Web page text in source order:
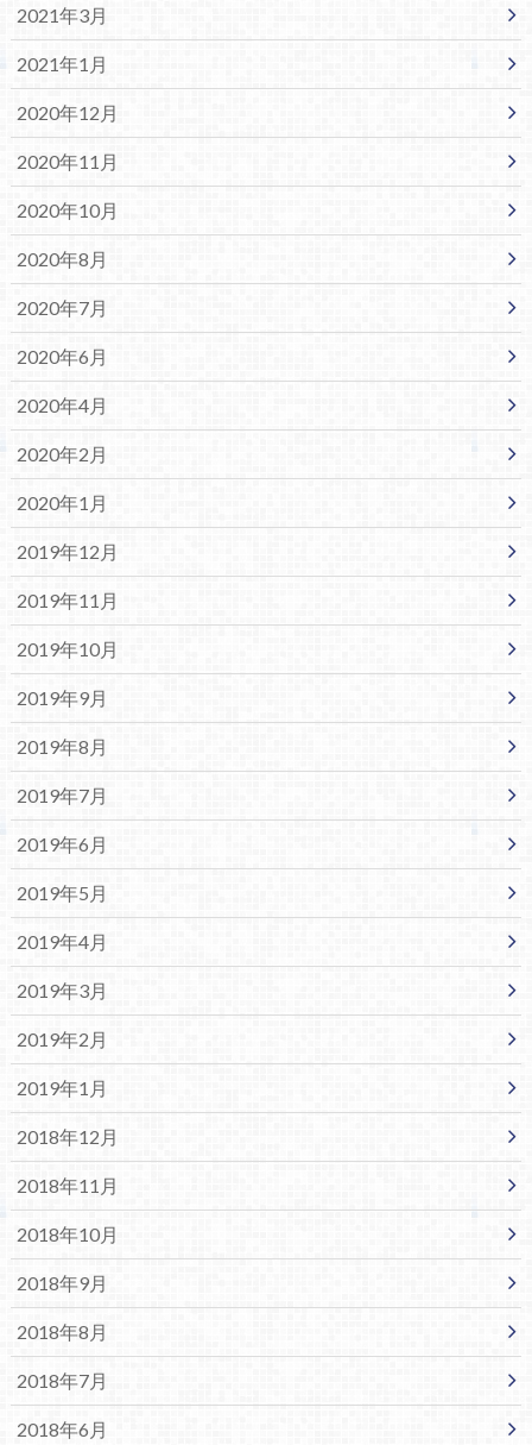
2021年3月
2021年1月
2020年12月
2020年11月
2020年10月
2020年8月
2020年7月
2020年6月
2020年4月
2020年2月
2020年1月
2019年12月
2019年11月
2019年10月
2019年9月
2019年8月
2019年7月
2019年6月
2019年5月
2019年4月
2019年3月
2019年2月
2019年1月
2018年12月
2018年11月
2018年10月
2018年9月
2018年8月
2018年7月
2018年6月